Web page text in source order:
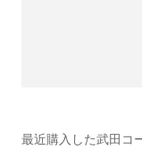
最近購入した武田コ